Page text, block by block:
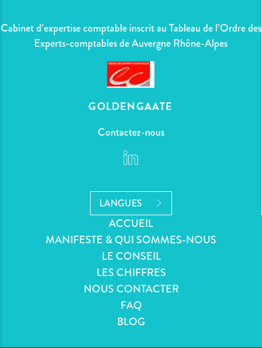
Cabinet d’expertise comptable inscrit au Tableau de l’Ordre des
Experts-comptables de Auvergne Rhône-Alpes
GOLDENGAATE
Contactez-nous
LANGUES
ACCUEIL
MANIFESTE & QUI SOMMES-NOUS
LE CONSEIL
LES CHIFFRES
NOUS CONTACTER
FAQ
BLOG